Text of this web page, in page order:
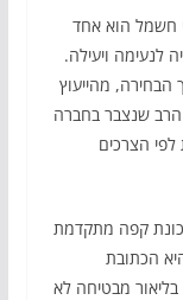
חשמל הוא אחד
לנעימה ויעילה.
מהייעוץ
הרב שנצבר בחברה
הצרכים
קפה מתקדמת
הכתובת
מבטיחה לא